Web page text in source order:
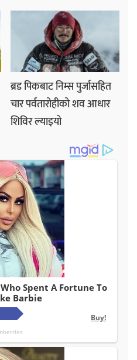
ब्रड पिकबाट निम्स पुर्जासहित
चार पर्वतारोहीको शव आधार
शिविर ल्याइयो